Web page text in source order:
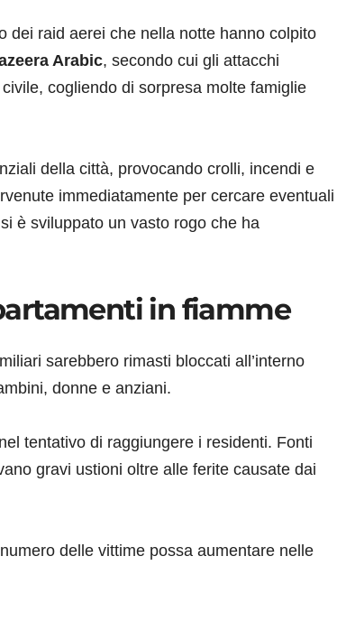
dei raid aerei che nella notte hanno colpito
Arabic, secondo cui gli attacchi
cogliendo di sorpresa molte famiglie
della città, provocando crolli, incendi e
immediatamente per cercare eventuali
è sviluppato un vasto rogo che ha
in fiamme
sarebbero rimasti bloccati all’interno
donne e anziani.
tentativo di raggiungere i residenti. Fonti
gravi ustioni oltre alle ferite causate dai
delle vittime possa aumentare nelle